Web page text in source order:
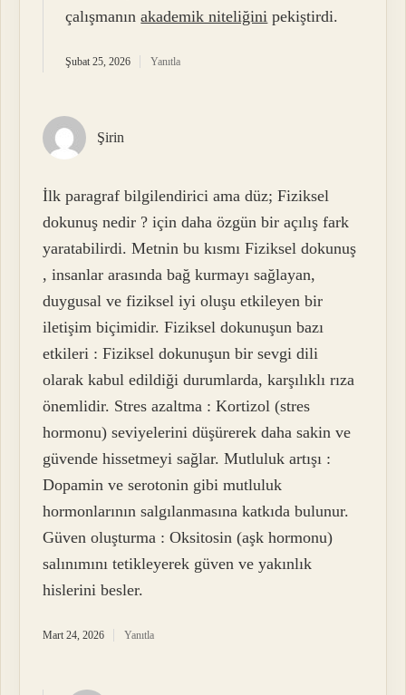
çalışmanınakademik niteliğini pekiştirdi.
Şubat 25, 2026 Yanıtla
Şirin
İlk paragraf bilgilendirici ama düz; Fiziksel
dokunuş nedir ? için daha özgün bir açılış fark
yaratabilirdi. Metnin bu kısmı Fiziksel dokunuş
, insanlar arasında bağ kurmayı sağlayan,
duygusal ve fiziksel iyi oluşu etkileyen bir
iletişim biçimidir. Fiziksel dokunuşun bazı
etkileri : Fiziksel dokunuşun bir sevgi dili
olarak kabul edildiği durumlarda, karşılıklı rıza
önemlidir. Stres azaltma : Kortizol (stres
hormonu) seviyelerini düşürerek daha sakin ve
güvende hissetmeyi sağlar. Mutluluk artışı :
Dopamin ve serotonin gibi mutluluk
hormonlarının salgılanmasına katkıda bulunur.
Güven oluşturma : Oksitosin (aşk hormonu)
salınımını tetikleyerek güven ve yakınlık
hislerini besler.
Mart 24, 2026 Yanıtla